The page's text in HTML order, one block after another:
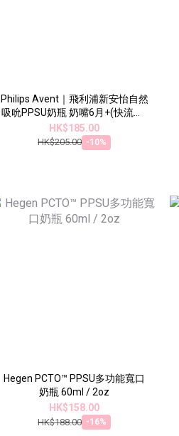
Philips Avent｜飛利浦新安怡自然
吸吮PPSU奶瓶 奶嘴6月+(快流量)
11oz/330ml 促銷組 +手柄
HK$185.00
HK$205.00 -10%
Hegen PCTO™ PPSU多功能寬口
奶瓶 60ml / 2oz
HK$158.00
HK$188.00 -16%